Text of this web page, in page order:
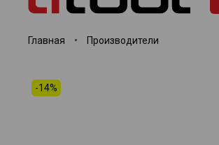
Главная Производители
-14%